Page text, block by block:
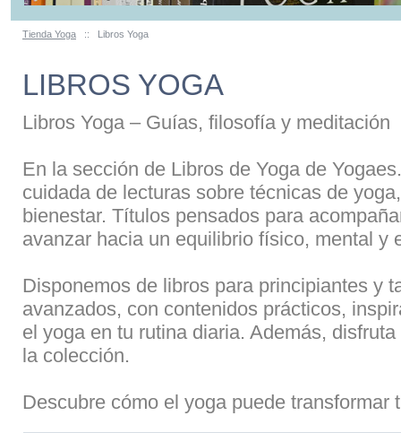
Tienda Yoga :: Libros Yoga
LIBROS YOGA
Libros Yoga – Guías, filosofía y meditación
En la sección de Libros de Yoga de
cuidada de lecturas sobre técnicas de
bienestar. Títulos pensados para
avanzar hacia un equilibrio físico, mental y
Disponemos de libros para principiantes y
avanzados, con contenidos prácticos,
el yoga en tu rutina diaria. Además,
la colección.
Descubre cómo el yoga puede transformar